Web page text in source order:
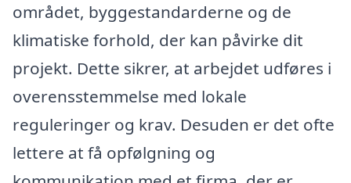
området, byggestandarderne og de
klimatiske forhold, der kan påvirke dit
projekt. Dette sikrer, at arbejdet udføres i
overensstemmelse med lokale
reguleringer og krav. Desuden er det ofte
lettere at få opfølgning og